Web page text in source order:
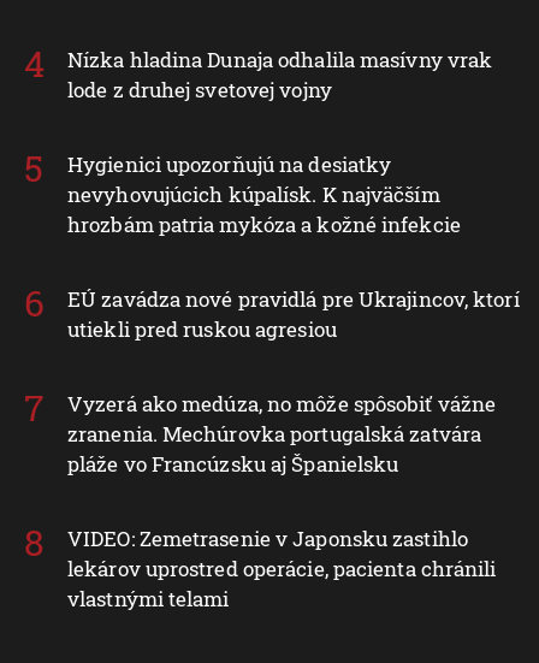
Nízka hladina Dunaja odhalila masívny vrak
lode z druhej svetovej vojny
Hygienici upozorňujú na desiatky
nevyhovujúcich kúpalísk. K najväčším
hrozbám patria mykóza a kožné infekcie
EÚ zavádza nové pravidlá pre Ukrajincov, ktorí
utiekli pred ruskou agresiou
Vyzerá ako medúza, no môže spôsobiť vážne
zranenia. Mechúrovka portugalská zatvára
pláže vo Francúzsku aj Španielsku
VIDEO: Zemetrasenie v Japonsku zastihlo
lekárov uprostred operácie, pacienta chránili
vlastnými telami